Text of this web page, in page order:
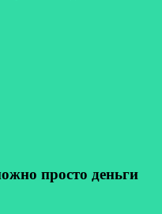
просто деньги